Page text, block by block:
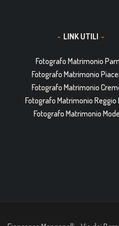
LINK UTILI
Fotografo Matrimonio
Fotografo Matrimonio
Fotografo Matrimonio
Fotografo Matrimonio Reggio
Fotografo Matrimonio